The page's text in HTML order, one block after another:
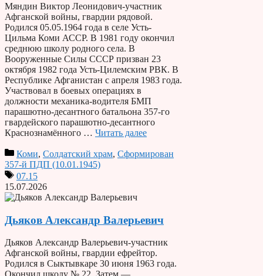
Мяндин Виктор Леонидович-участник
Афганской войны, гвардии рядовой.
Родился 05.05.1964 года в селе Усть-
Цильма Коми АССР. В 1981 году окончил
среднюю школу родного села. В
Вооруженные Силы СССР призван 23
октября 1982 года Усть-Цилемским РВК. В
Республике Афганистан с апреля 1983 года.
Участвовал в боевых операциях в
должности механика-водителя БМП
парашютно-десантного батальона 357-го
гвардейского парашютно-десантного
Краснознамённого … Читать далее
Коми, Солдатский храм, Сформирован
357-й ПДП (10.01.1945)
07.15
15.07.2026
Дьяков Александр Валерьевич
Дьяков Александр Валерьевич-участник
Афганской войны, гвардии ефрейтор.
Родился в Сыктывкаре 30 июня 1963 года.